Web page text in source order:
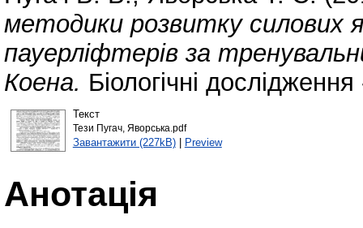
методики розвитку силових
пауерліфтерів за
Коена. Біологічні
Текст
Тези Пугач, Яворська.pdf
Завантажити (227kB)| Preview
Анотація